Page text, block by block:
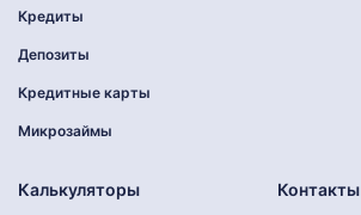
Кредиты
Депозиты
Кредитные карты
Микрозаймы
Калькуляторы Контакты